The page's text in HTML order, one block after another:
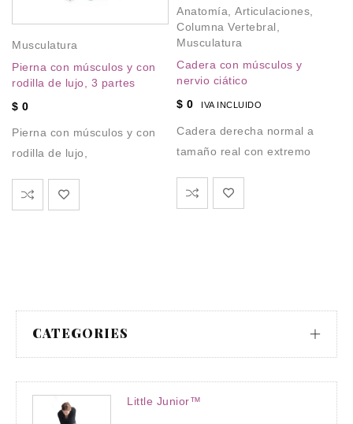
CATEGORIES
Little Junior™
Musculatura
Pierna con músculos y con
rodilla de lujo, 3 partes
$ 0
Pierna con músculos y con
rodilla de lujo,
Anatomía Articulaciones
Columna Vertebral
Musculatura
Cadera con músculos y
nervio ciático
$ 0 IVA INCLUIDO
Cadera derecha normal a
tamaño real con extremo